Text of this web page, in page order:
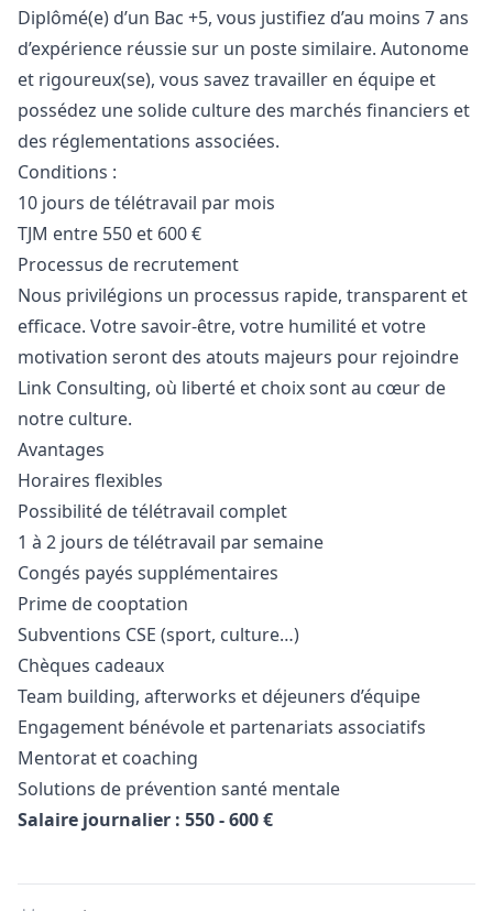
Diplômé(e) d’un Bac +5, vous justifiez d’au moins 7 ans
d’expérience réussie sur un poste similaire. Autonome
et rigoureux(se), vous savez travailler en équipe et
possédez une solide culture des marchés financiers et
des réglementations associées.
Conditions :
10 jours de télétravail par mois
TJM entre 550 et 600 €
Processus de recrutement
Nous privilégions un processus rapide, transparent et
efficace. Votre savoir-être, votre humilité et votre
motivation seront des atouts majeurs pour rejoindre
Link Consulting, où liberté et choix sont au cœur de
notre culture.
Avantages
Horaires flexibles
Possibilité de télétravail complet
1 à 2 jours de télétravail par semaine
Congés payés supplémentaires
Prime de cooptation
Subventions CSE (sport, culture…)
Chèques cadeaux
Team building, afterworks et déjeuners d’équipe
Engagement bénévole et partenariats associatifs
Mentorat et coaching
Solutions de prévention santé mentale
Salaire journalier : 550 - 600 €